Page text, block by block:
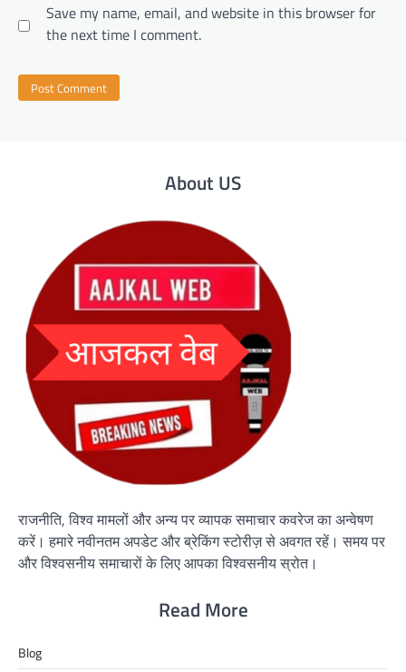
Save my name, email, and website in this browser for
the next time I comment.
About US
राजनीति, विश्व मामलों और अन्य पर व्यापक समाचार कवरेज का अन्वेषण
करें। हमारे नवीनतम अपडेट और ब्रेकिंग स्टोरीज़ से अवगत रहें। समय पर
और विश्वसनीय समाचारों के लिए आपका विश्वसनीय स्रोत।
Read More
Blog